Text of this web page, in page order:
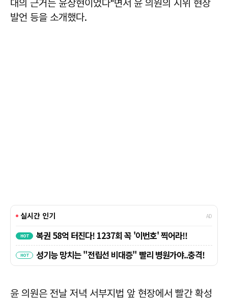
대의 근거는 윤상현이었다"면서 윤 의원의 시위 현장
발언 등을 소개했다.
윤 의원은 전날 저녁 서부지법 앞 현장에서 빨간 확성